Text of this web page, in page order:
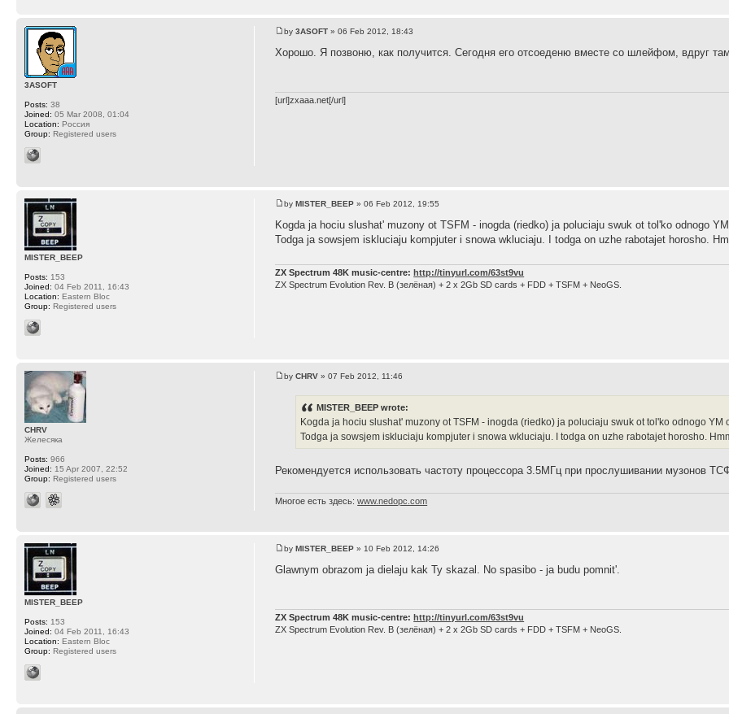
by3ASOFT » 06 Feb 2012, 18:43
Хорошо. Я позвоню, как получится. Сегодня его отсоеденю вместе со шлейфом, вдруг
[url]zxaaa.net[/url]
3ASOFT
Posts: 38
Joined: 05 Mar 2008, 01:04
Location: Россия
Group: Registered users
byMISTER_BEEP » 06 Feb 2012, 19:55
Kogda ja hociu slushat' muzony ot TSFM - inogda (riedko) ja poluciaju swuk ot tol'ko odnogo
Todga ja sowsjem iskluciaju kompjuter i snowa wkluciaju. I todga on uzhe rabotajet horosho.
ZX Spectrum 48K music-centre:http://tinyurl.com/63st9vu
ZX Spectrum Evolution Rev. B (зелёная) + 2 x 2Gb SD cards + FDD + TSFM + NeoGS.
MISTER_BEEP
Posts: 153
Joined: 04 Feb 2011, 16:43
Location: Eastern Bloc
Group: Registered users
byCHRV » 07 Feb 2012, 11:46
MISTER_BEEP wrote:
Kogda ja hociu slushat' muzony ot TSFM - inogda (riedko) ja poluciaju swuk ot tol'ko odnogo YM
Todga ja sowsjem iskluciaju kompjuter i snowa wkluciaju. I todga on uzhe rabotajet horosho.
Рекомендуется использовать частоту процессора 3.5МГц при прослушивании музонов
Многое есть здесь:www.nedopc.com
CHRV
Желесяка
Posts: 966
Joined: 15 Apr 2007, 22:52
Group: Registered users
byMISTER_BEEP » 10 Feb 2012, 14:26
Glawnym obrazom ja dielaju kak Ty skazal. No spasibo - ja budu pomnit'.
ZX Spectrum 48K music-centre:http://tinyurl.com/63st9vu
ZX Spectrum Evolution Rev. B (зелёная) + 2 x 2Gb SD cards + FDD + TSFM + NeoGS.
MISTER_BEEP
Posts: 153
Joined: 04 Feb 2011, 16:43
Location: Eastern Bloc
Group: Registered users